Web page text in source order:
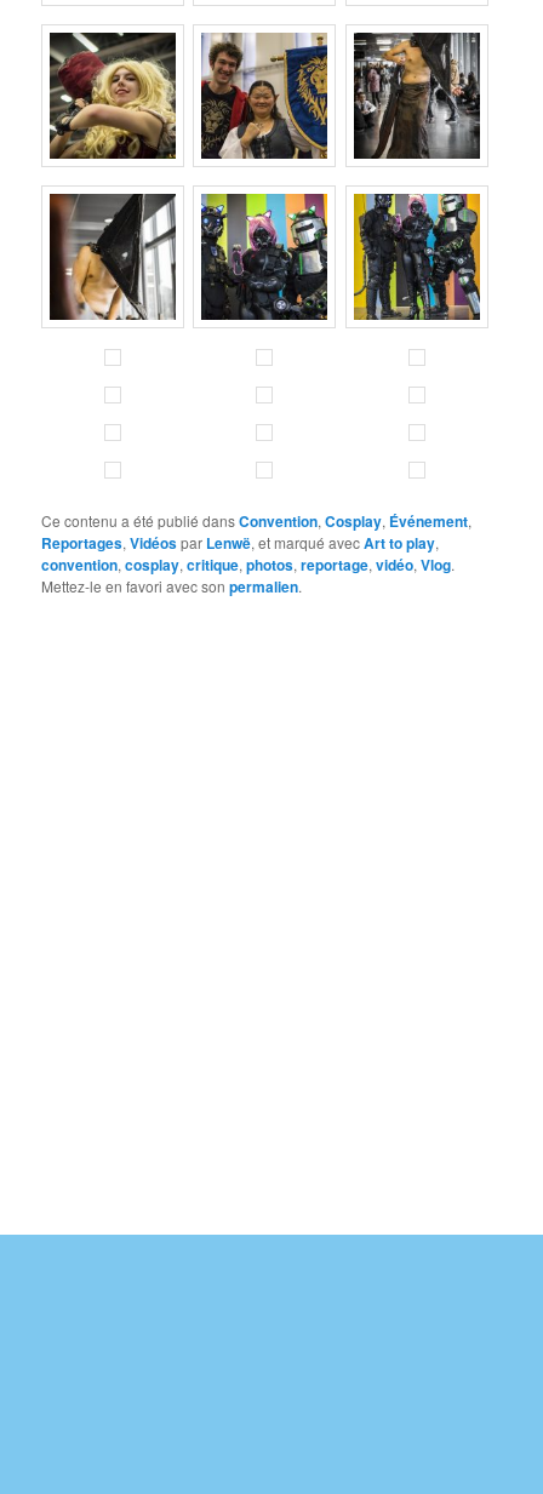
Ce contenu a été publié dansConvention,Cosplay, Événement,
Reportages,Vidéospar Lenwë, et marqué avecArt to play,
convention,cosplay,critique,photos,reportage,vidéo,Vlog.
Mettez-le en favori avec sonpermalien.